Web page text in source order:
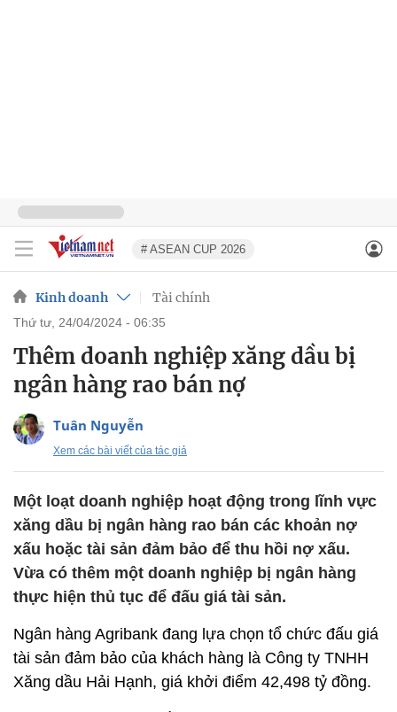
# ASEAN CUP 2026
Kinh doanh Tài chính
thứ tư, 24/04/2024 - 06:35
Thêm doanh nghiệp xăng dầu bị
ngân hàng rao bán nợ
Tuân Nguyễn
Xem các bài viết của tác giả
Một loạt doanh nghiệp hoạt động trong lĩnh vực
xăng dầu bị ngân hàng rao bán các khoản nợ
xấu hoặc tài sản đảm bảo để thu hồi nợ xấu.
Vừa có thêm một doanh nghiệp bị ngân hàng
thực hiện thủ tục để đấu giá tài sản.
Ngân hàng Agribank đang lựa chọn tổ chức đấu giá
tài sản đảm bảo của khách hàng là Công ty TNHH
Xăng dầu Hải Hạnh, giá khởi điểm 42,498 tỷ đồng.